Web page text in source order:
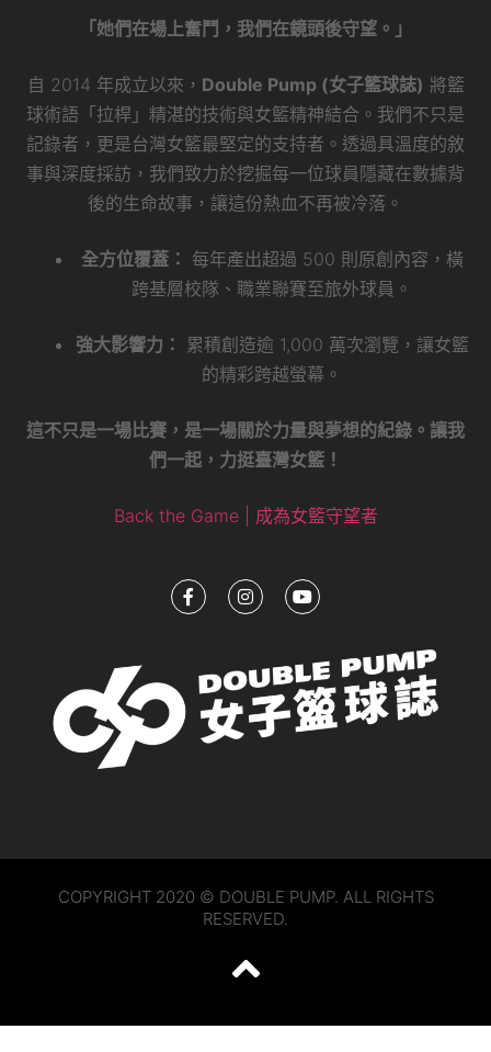
「她們在場上奮鬥，我們在鏡頭後守望。」
自 2014 年成立以來， Double Pump (女子籃球誌) 將籃
球術語「拉桿」精湛的技術與女籃精神結合。我們不只是
記錄者，更是台灣女籃最堅定的支持者。透過具溫度的敘
事與深度採訪，我們致力於挖掘每一位球員隱藏在數據背
後的生命故事，讓這份熱血不再被冷落。
全方位覆蓋： 每年產出超過 500 則原創內容，橫
跨基層校隊、職業聯賽至旅外球員。
強大影響力：
累積創造逾 1,000 萬次瀏覽，讓女籃
的精彩跨越螢幕。
這不只是一場比賽，是一場關於力量與夢想的紀錄。讓我
們一起，力挺臺灣女籃！
Back the Game | 成為女籃守望者
COPYRIGHT 2020 © DOUBLE PUMP. ALL RIGHTS
RESERVED.